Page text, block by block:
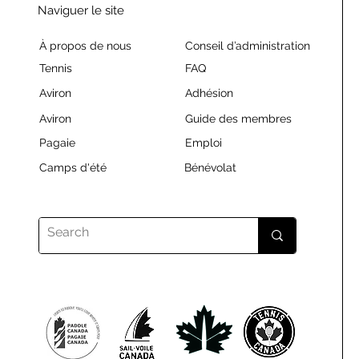
Naviguer le site
À propos de nous
Tennis
Aviron
Aviron
Pagaie
Camps d'été
Conseil d’administration
FAQ
Adhésion
Guide des membres
Emploi
Bénévolat